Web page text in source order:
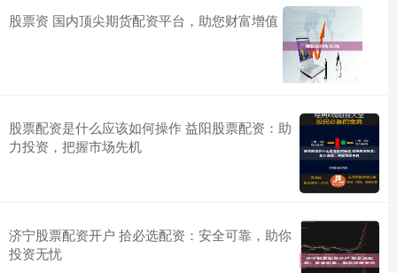
股票资 国内顶尖期货配资平台，助您财富增值
股票配资是什么应该如何操作 益阳股票配资：助
力投资，把握市场先机
济宁股票配资开户 拾必选配资：安全可靠，助你
投资无忧